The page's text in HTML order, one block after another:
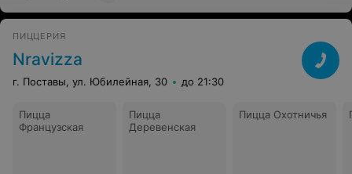
ПИЦЦЕРИЯ
Nravizza
г. Поставы, ул. Юбилейная, 30 до 21:30
Пицца
Французская
Пицца
Деревенская
Пицца Охотничья